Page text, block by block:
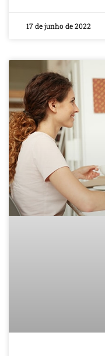
17 de junho de 2022